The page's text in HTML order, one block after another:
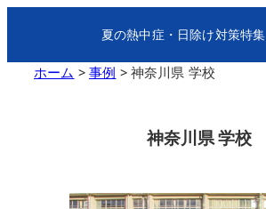
夏の熱中症・日除け対策特集
ホーム >事例 > 神奈川県 学校
神奈川県 学校